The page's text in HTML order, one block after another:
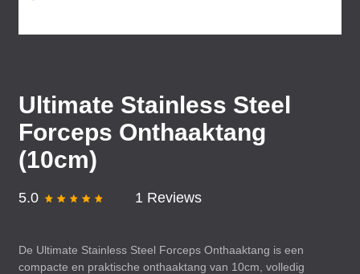
Ultimate Stainless Steel
Forceps Onthaaktang
(10cm)
5.0 1 Reviews
De Ultimate Stainless Steel Forceps Onthaaktang is een
compacte en praktische onthaaktang van 10cm, volledig